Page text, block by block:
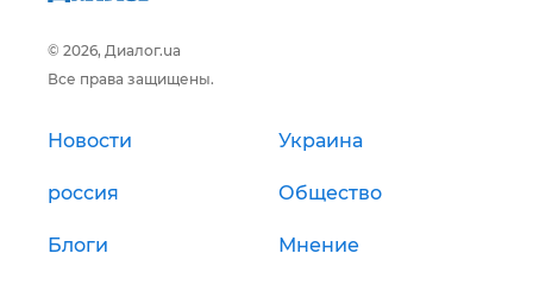
© 2026, Диалог.ua
Все права защищены.
Новости Украина
россия Общество
Блоги Мнение